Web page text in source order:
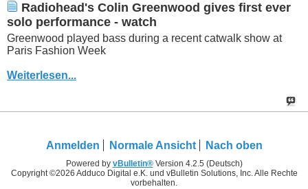
Radiohead's Colin Greenwood gives first ever
solo performance - watch
Greenwood played bass during a recent catwalk show at
Paris Fashion Week
Weiterlesen...
Anmelden Normale Ansicht Nach oben
Powered by vBulletin®Version 4.2.5 (Deutsch)
Copyright ©2026 Adduco Digital e.K. und vBulletin Solutions, Inc. Alle Rechte
vorbehalten.